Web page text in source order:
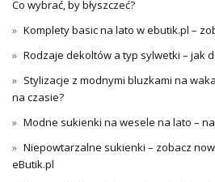
Co wybrać, by błyszczeć?
Komplety basic na lato w ebutik.pl –
Rodzaje dekoltów a typ sylwetki – jak
Stylizacje z modnymi bluzkami na
na czasie?
Modne sukienki na wesele na lato –
Niepowtarzalne sukienki – zobacz
eButik.pl